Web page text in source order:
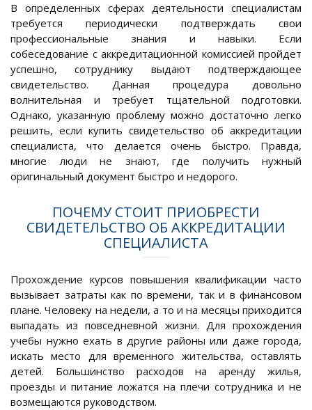
В определенных сферах деятельности специалистам
требуется периодически подтверждать свои
профессиональные знания и навыки. Если
собеседование с аккредитационной комиссией пройдет
успешно, сотруднику выдают подтверждающее
свидетельство. Данная процедура довольно
волнительная и требует тщательной подготовки.
Однако, указанную проблему можно достаточно легко
решить, если купить свидетельство об аккредитации
специалиста, что делается очень быстро. Правда,
многие люди не знают, где получить нужный
оригинальный документ быстро и недорого.
ПОЧЕМУ СТОИТ ПРИОБРЕСТИ
СВИДЕТЕЛЬСТВО ОБ АККРЕДИТАЦИИ
СПЕЦИАЛИСТА
Прохождение курсов повышения квалификации часто
вызывает затраты как по времени, так и в финансовом
плане. Человеку на недели, а то и на месяцы приходится
выпадать из повседневной жизни. Для прохождения
учебы нужно ехать в другие районы или даже города,
искать место для временного жительства, оставлять
детей. Большинство расходов на аренду жилья,
проезды и питание ложатся на плечи сотрудника и не
возмещаются руководством.